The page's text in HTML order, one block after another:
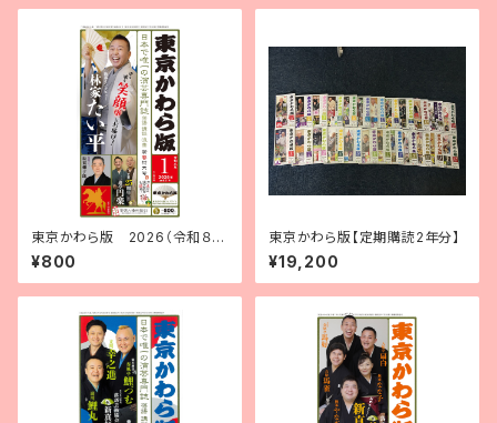
東京かわら版 2026（令和８）
年１月号
¥800
東京かわら版【定期購読2年分】
¥19,200